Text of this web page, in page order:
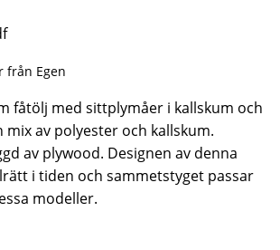
från Egen
fåtölj med sittplymåer i kallskum och
mix av polyester och kallskum.
av plywood. Designen av denna
i tiden och sammetstyget passar
modeller.